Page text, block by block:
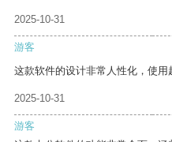
2025-10-31
游客
这款软件的设计非常人性化，使用
2025-10-31
游客